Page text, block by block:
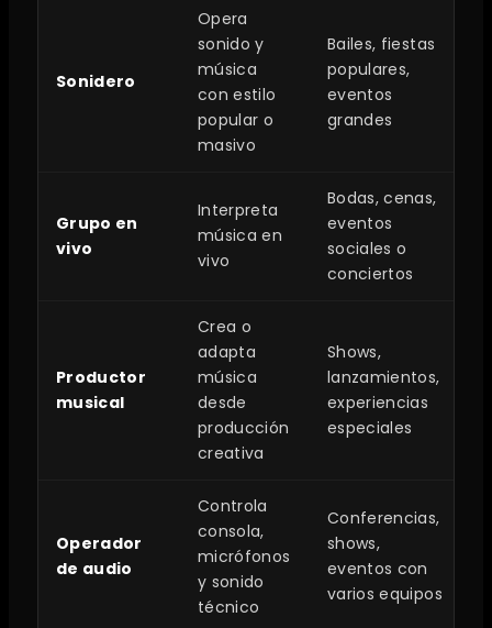
Sonidero
Opera
sonido y
música
con estilo
popular o
masivo
Bailes, fiestas
populares,
eventos
grandes
Grupo en
vivo
Interpreta
música en
vivo
Bodas, cenas,
eventos
sociales o
conciertos
Productor
musical
Crea o
adapta
música
desde
producción
creativa
Shows,
lanzamientos,
experiencias
especiales
Operador
de audio
Controla
consola,
micrófonos
y sonido
técnico
Conferencias,
shows,
eventos con
varios equipos